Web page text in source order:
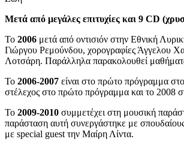
Μετά από μεγάλες επιτυχίες και 9 CD
Το 2006 μετά από οντισιόν στην Εθνική
Γιώργου Ρεμούνδου, χορογραφίες Άγγελου
Λοτσάρη. Παράλληλα παρακολουθεί
Το 2006-2007 είναι στο πρώτο πρόγραμμα
στέλεχος στο πρώτο πρόγραμμα και το
Το 2009-2010 συμμετέχει στη μουσική
παράσταση αυτή συνεργάστηκε με
με special guest την Μαίρη Λίντα.